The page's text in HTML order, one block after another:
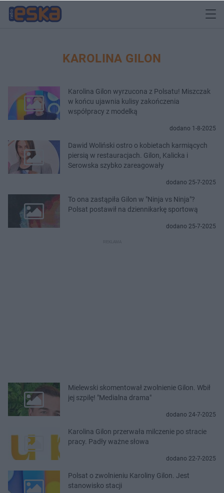
KAROLINA GILON
Karolina Gilon wyrzucona z Polsatu! Miszczak
w końcu ujawnia kulisy zakończenia
współpracy z modelką
dodano 1-8-2025
Dawid Woliński ostro o kobietach karmiących
piersią w restauracjach. Gilon, Kalicka i
Serowska szybko zareagowały
dodano 25-7-2025
To ona zastąpiła Gilon w "Ninja vs Ninja"?
Polsat postawił na dziennikarkę sportową
dodano 25-7-2025
Mielewski skomentował zwolnienie Gilon. Wbił
jej szpilę! "Medialna drama"
dodano 24-7-2025
Karolina Gilon przerwała milczenie po stracie
pracy. Padły ważne słowa
dodano 22-7-2025
Polsat o zwolnieniu Karoliny Gilon. Jest
stanowisko stacji